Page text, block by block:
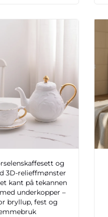
og
3D-relieffmønster
kant på tekannen
underkopper –
bryllup, fest og